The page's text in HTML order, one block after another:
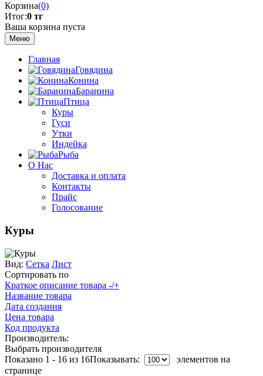
Корзина(0)
Итог:0 тг
Ваша корзина пуста
Меню
Главная
Говядина
Конина
Баранина
Птица
Куры
Гуси
Утки
Индейка
Рыба
О Нас
Доставка и оплата
Контакты
Прайс
Голосование
Куры
Вид: Сетка Лист
Сортировать по
Краткое описание товара -/+
Название товара
Дата создания
Цена товара
Код продукта
Производитель:
Выбрать производителя
Показано 1 - 16 из 16Показывать:
элементов на
странице